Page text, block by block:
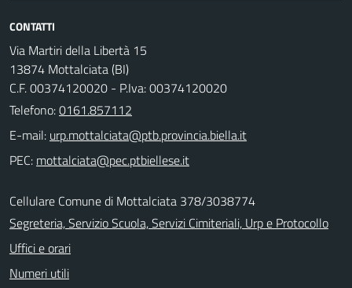
CONTATTI
Via Martiri della Libertà 15
13874 Mottalciata (BI)
C.F. 00374120020 - P.Iva: 00374120020
Telefono:0161.857112
E-mail:
PEC:
Cellulare Comune di Mottalciata 378/3038774
Segreteria, Servizio Scuola, Servizi Cimiteriali, Urp e Protocollo
Uffici e orari
Numeri utili